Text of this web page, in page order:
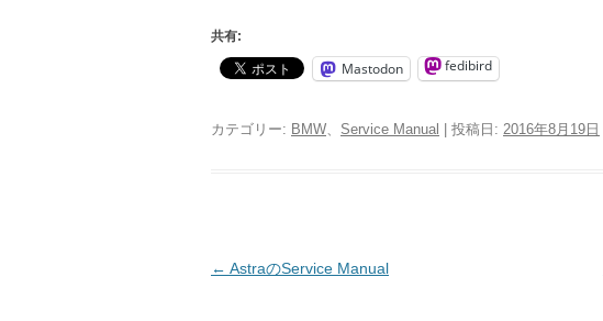
共有:
Mastodon fedibird
カテゴリー: BMW Service Manual | 投稿日: 2016年8月19日
投
← AstraのService Manual